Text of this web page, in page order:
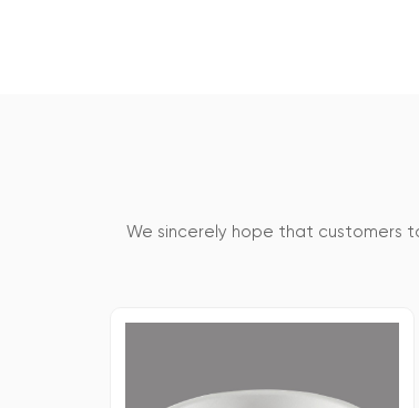
We sincerely hope that customers